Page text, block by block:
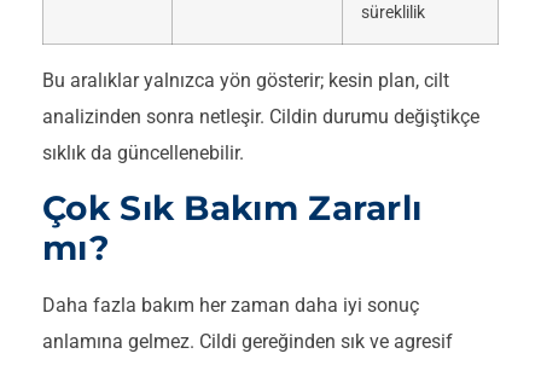
süreklilik
Bu aralıklar yalnızca yön gösterir; kesin plan, cilt
analizinden sonra netleşir. Cildin durumu değiştikçe
sıklık da güncellenebilir.
Çok Sık Bakım Zararlı
mı?
Daha fazla bakım her zaman daha iyi sonuç
anlamına gelmez. Cildi gereğinden sık ve agresif